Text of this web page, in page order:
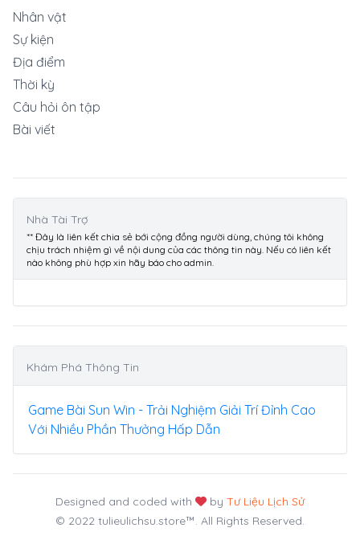
Nhân vật
Sự kiện
Địa điểm
Thời kỳ
Câu hỏi ôn tập
Bài viết
Nhà Tài Trợ
** Đây là liên kết chia sẻ bới cộng đồng người dùng, chúng tôi không
chịu trách nhiệm gì về nội dung của các thông tin này. Nếu có liên kết
nào không phù hợp xin hãy báo cho admin.
Khám Phá Thông Tin
Game Bài Sun Win - Trải Nghiệm Giải Trí Đỉnh Cao
Với Nhiều Phần Thưởng Hấp Dẫn
Designed and coded with by Tư Liệu Lịch Sử
© 2022 tulieulichsu.store™. All Rights Reserved.